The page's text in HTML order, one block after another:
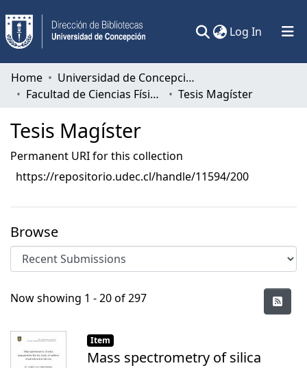
Log In (current)
Communities & Collections
Statistics
Home
Universidad de Concepción
Facultad de Ciencias Físicas y Matemáticas
Tesis Magíster
Tesis Magíster
Permanent URI for this collection
https://repositorio.udec.cl/handle/11594/200
Browse
Recent Submissions
Now showing 1 - 20 of 297
Item
Mass spectrometry of silica